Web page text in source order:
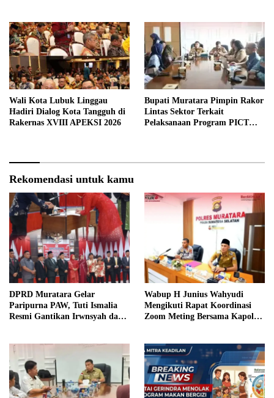
Wali Kota Lubuk Linggau
Hadiri Dialog Kota Tangguh di
Rakernas XVIII APEKSI 2026
Bupati Muratara Pimpin Rakor
Lintas Sektor Terkait
Pelaksanaan Program PICT
Rekomendasi untuk kamu
DPRD Muratara Gelar
Paripurna PAW, Tuti Ismalia
Resmi Gantikan Irwnsyah dari
Wabup H Junius Wahyudi
Mengikuti Rapat Koordinasi
Zoom Meting Bersama Kapolres